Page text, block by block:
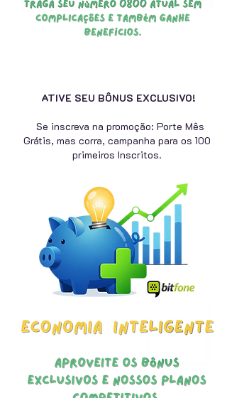
ATIVE SEU BÔNUS EXCLUSIVO!
Se inscreva na promoção: Porte Mês
Grátis, mas corra, campanha para os 100
primeiros Inscritos.